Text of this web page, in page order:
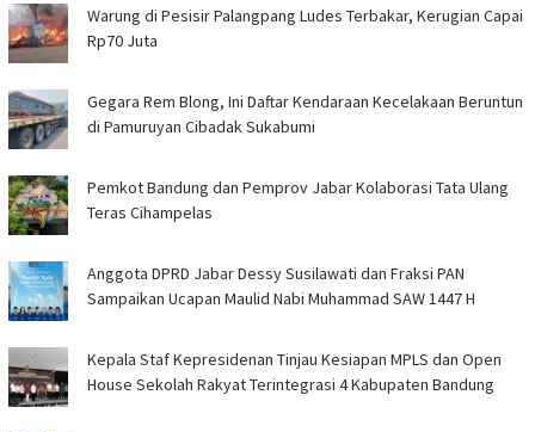
Warung di Pesisir Palangpang Ludes Terbakar, Kerugian Capai
Rp70 Juta
Gegara Rem Blong, Ini Daftar Kendaraan Kecelakaan Beruntun
di Pamuruyan Cibadak Sukabumi
Pemkot Bandung dan Pemprov Jabar Kolaborasi Tata Ulang
Teras Cihampelas
Anggota DPRD Jabar Dessy Susilawati dan Fraksi PAN
Sampaikan Ucapan Maulid Nabi Muhammad SAW 1447 H
Kepala Staf Kepresidenan Tinjau Kesiapan MPLS dan Open
House Sekolah Rakyat Terintegrasi 4 Kabupaten Bandung